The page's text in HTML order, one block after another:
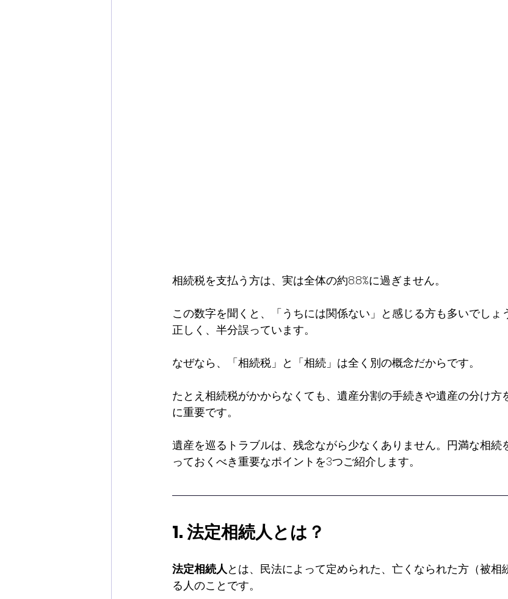
相続税を支払う方は、実は全体の約8.8%に過ぎません。
この数字を聞くと、「うちには関係ない」と感じる方も多いでしょ
正しく、半分誤っています。
なぜなら、「相続税」と「相続」は全く別の概念だからです。
たとえ相続税がかからなくても、遺産分割の手続きや遺産の分け方
に重要です。
遺産を巡るトラブルは、残念ながら少なくありません。円満な相続
っておくべき重要なポイントを3つご紹介します。
1. 法定相続人とは？
法定相続人とは、民法によって定められた、亡くなられた方（被相
る人のことです。